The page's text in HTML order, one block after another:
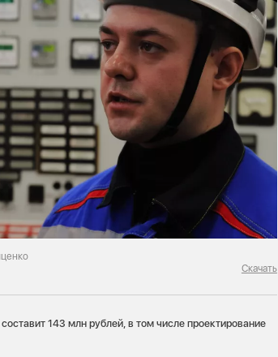
Скачать
143 млн рублей, в том числе проектирование